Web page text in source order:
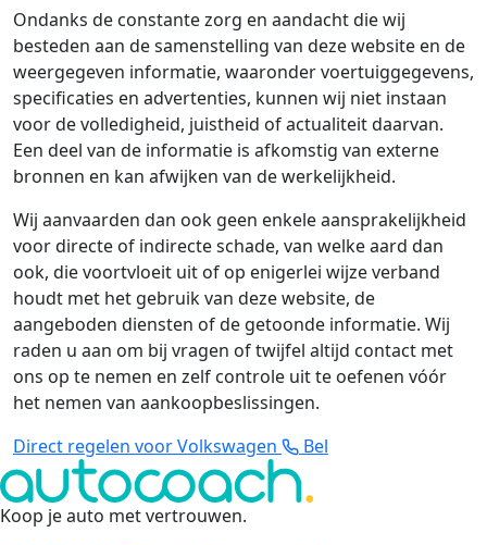
Ondanks de constante zorg en aandacht die wij
besteden aan de samenstelling van deze website en de
weergegeven informatie, waaronder voertuiggegevens,
specificaties en advertenties, kunnen wij niet instaan
voor de volledigheid, juistheid of actualiteit daarvan.
Een deel van de informatie is afkomstig van externe
bronnen en kan afwijken van de werkelijkheid.
Wij aanvaarden dan ook geen enkele aansprakelijkheid
voor directe of indirecte schade, van welke aard dan
ook, die voortvloeit uit of op enigerlei wijze verband
houdt met het gebruik van deze website, de
aangeboden diensten of de getoonde informatie. Wij
raden u aan om bij vragen of twijfel altijd contact met
ons op te nemen en zelf controle uit te oefenen vóór
het nemen van aankoopbeslissingen.
Direct regelen voor Volkswagen
Bel
Koop je auto met vertrouwen.